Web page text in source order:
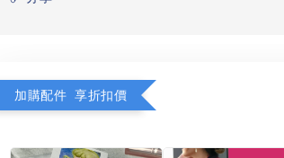
加購配件 享折扣價